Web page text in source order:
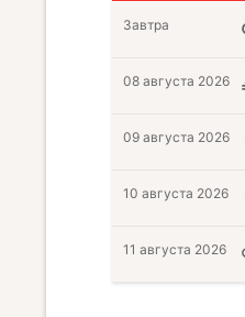
Завтра
08 августа 2026
09 августа 2026
10 августа 2026
11 августа 2026